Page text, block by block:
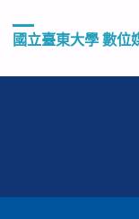
國立臺東大學 數位